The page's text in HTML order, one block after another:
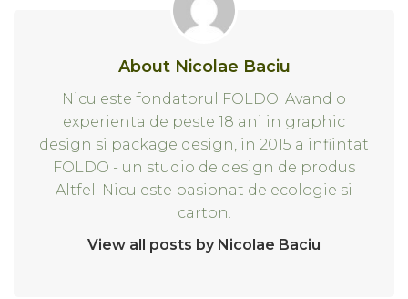
About Nicolae Baciu
Nicu este fondatorul FOLDO. Avand o
experienta de peste 18 ani in graphic
design si package design, in 2015 a infiintat
FOLDO - un studio de design de produs
Altfel. Nicu este pasionat de ecologie si
carton.
View all posts by Nicolae Baciu